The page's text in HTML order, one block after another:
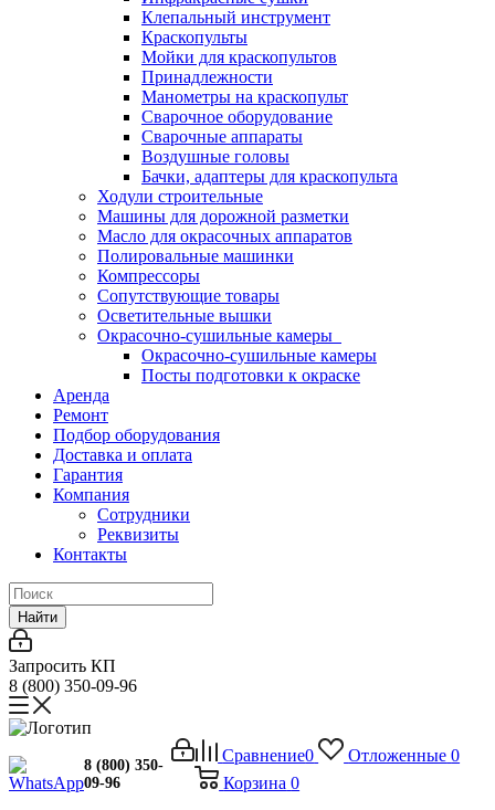
Клепальный инструмент
Краскопульты
Мойки для краскопультов
Принадлежности
Манометры на краскопульт
Сварочное оборудование
Сварочные аппараты
Воздушные головы
Бачки, адаптеры для краскопульта
Ходули строительные
Машины для дорожной разметки
Масло для окрасочных аппаратов
Полировальные машинки
Компрессоры
Сопутствующие товары
Осветительные вышки
Окрасочно-сушильные камеры
Окрасочно-сушильные камеры
Посты подготовки к окраске
Аренда
Ремонт
Подбор оборудования
Доставка и оплата
Гарантия
Компания
Сотрудники
Реквизиты
Контакты
Найти
Запросить КП
8 (800) 350-09-96
Сравнение0 Отложенные 0
Корзина 0
8 (800) 350-
09-96